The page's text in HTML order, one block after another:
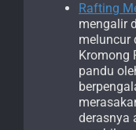
Rafting
mengalir
meluncur
Kromong
pandu
derasnya